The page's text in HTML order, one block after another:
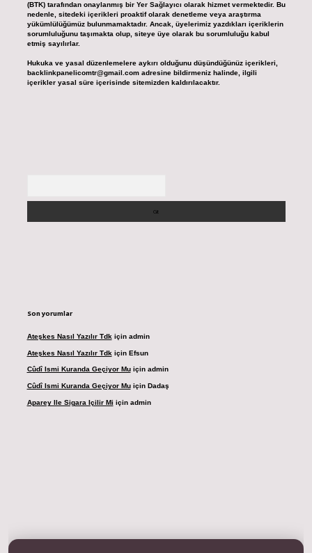
(BTK) tarafından onaylanmış bir Yer Sağlayıcı olarak hizmet vermektedir. Bu
nedenle, sitedeki içerikleri proaktif olarak denetleme veya araştırma
yükümlülüğümüz bulunmamaktadır. Ancak, üyelerimiz yazdıkları içeriklerin
sorumluluğunu taşımakta olup, siteye üye olarak bu sorumluluğu kabul
etmiş sayılırlar.
Hukuka ve yasal düzenlemelere aykırı olduğunu düşündüğünüz içerikleri,
backlinkpanelicomtr@gmail.comadresine bildirmeniz halinde, ilgili
içerikler yasal süre içerisinde sitemizden kaldırılacaktır.
Son yorumlar
Ateşkes Nasıl Yazılır Tdk için admin
Ateşkes Nasıl Yazılır Tdk için Efsun
Cûdî Ismi Kuranda Geçiyor Muiçin admin
Cûdî Ismi Kuranda Geçiyor Muiçin Dadaş
Aparey Ile Sigara Içilir Mi için admin